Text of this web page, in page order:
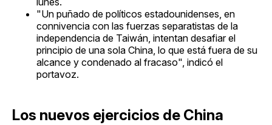
"Un puñado de políticos estadounidenses, en
connivencia con las fuerzas separatistas de la
independencia de Taiwán, intentan desafiar el
principio de una sola China, lo que está fuera de su
alcance y condenado al fracaso", indicó el
portavoz.
Los nuevos ejercicios de China